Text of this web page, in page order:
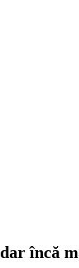
dar încă